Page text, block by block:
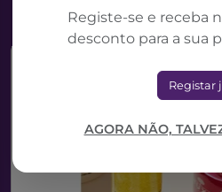
Registe-se e receba
desconto para a sua
Registar
AGORA NÃO,